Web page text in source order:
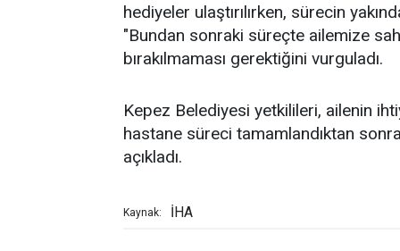
hediyeler ulaştırılırken, sürecin
"Bundan sonraki süreçte ailemize
bırakılmaması gerektiğini vurguladı.
Kepez Belediyesi yetkilileri, ailenin
hastane süreci tamamlandıktan
açıkladı.
Kaynak: İHA